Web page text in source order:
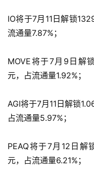
卡
子
钱
包
港
行
IO将于7月11日解锁
流通量7.87%；
MOVE将于7月9日解
元，占流通量1.92%；
AGI将于7月11日解锁
占流通量5.97%；
PEAQ将于7月12日解
元，占流通量6.21%；